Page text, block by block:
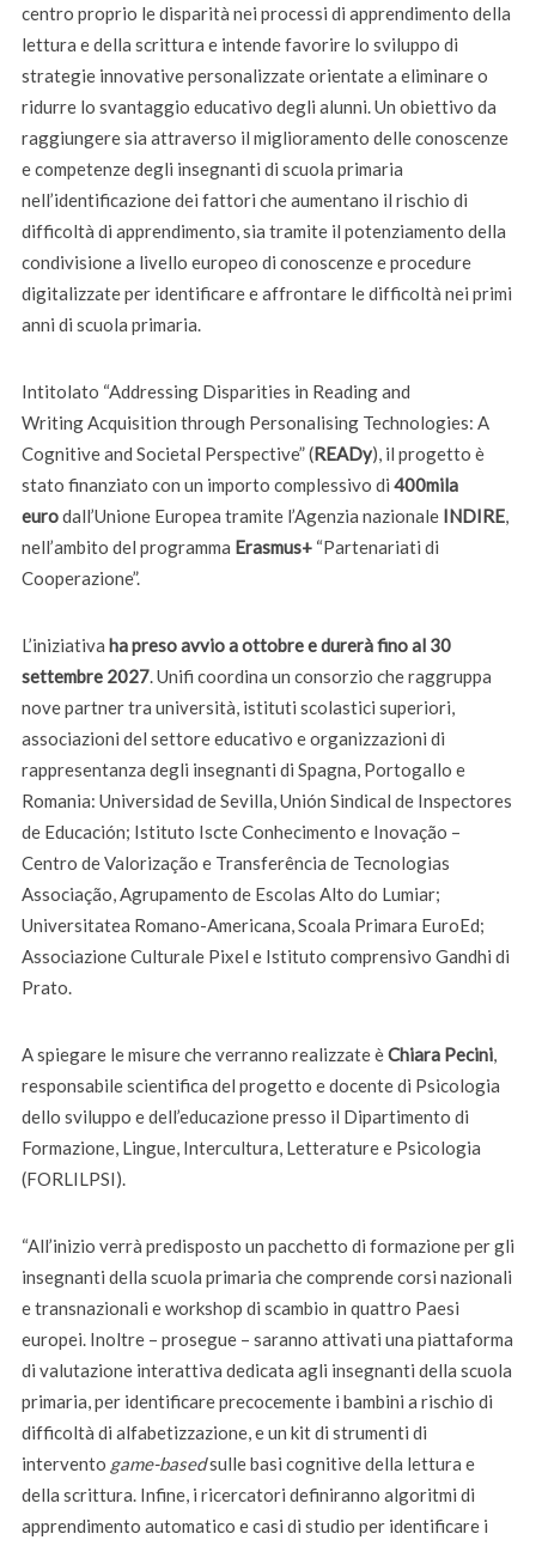
centro proprio le disparità nei processi di apprendimento della
lettura e della scrittura e intende favorire lo sviluppo di
strategie innovative personalizzate orientate a eliminare o
ridurre lo svantaggio educativo degli alunni. Un obiettivo da
raggiungere sia attraverso il miglioramento delle conoscenze
e competenze degli insegnanti di scuola primaria
nell’identificazione dei fattori che aumentano il rischio di
difficoltà di apprendimento, sia tramite il potenziamento della
condivisione a livello europeo di conoscenze e procedure
digitalizzate per identificare e affrontare le difficoltà nei primi
anni di scuola primaria.
Intitolato “Addressing Disparities in Reading and
Writing Acquisition through Personalising Technologies: A
Cognitive and Societal Perspective” (READy), il progetto è
stato finanziato con un importo complessivo di 400mila
eurodall’Unione Europea tramite l’Agenzia nazionale INDIRE,
nell’ambito del programma Erasmus+“Partenariati di
Cooperazione”.
L’iniziativa ha preso avvio a ottobre e durerà fino al 30
settembre 2027. Unifi coordina un consorzio che raggruppa
nove partner tra università, istituti scolastici superiori,
associazioni del settore educativo e organizzazioni di
rappresentanza degli insegnanti di Spagna, Portogallo e
Romania: Universidad de Sevilla, Unión Sindical de Inspectores
de Educación; Istituto Iscte Conhecimento e Inovação –
Centro de Valorização e Transferência de Tecnologias
Associação, Agrupamento de Escolas Alto do Lumiar;
Universitatea Romano-Americana, Scoala Primara EuroEd;
Associazione Culturale Pixel e Istituto comprensivo Gandhi di
Prato.
A spiegare le misure che verranno realizzate èChiara Pecini,
responsabile scientifica del progetto e docente di Psicologia
dello sviluppo e dell’educazione presso il Dipartimento di
Formazione, Lingue, Intercultura, Letterature e Psicologia
(FORLILPSI).
“All’inizio verrà predisposto un pacchetto di formazione per gli
insegnanti della scuola primaria che comprende corsi nazionali
e transnazionali e workshop di scambio in quattro Paesi
europei. Inoltre – prosegue – saranno attivati una piattaforma
di valutazione interattiva dedicata agli insegnanti della scuola
primaria, per identificare precocemente i bambini a rischio di
difficoltà di alfabetizzazione, e un kit di strumenti di
intervento game-basedsulle basi cognitive della lettura e
della scrittura. Infine, i ricercatori definiranno algoritmi di
apprendimento automatico e casi di studio per identificare i